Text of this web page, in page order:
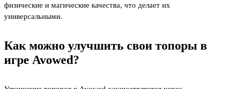
физические и магические качества, что делает их
универсальными.
Как можно улучшить свои топоры в
игре Avowed?